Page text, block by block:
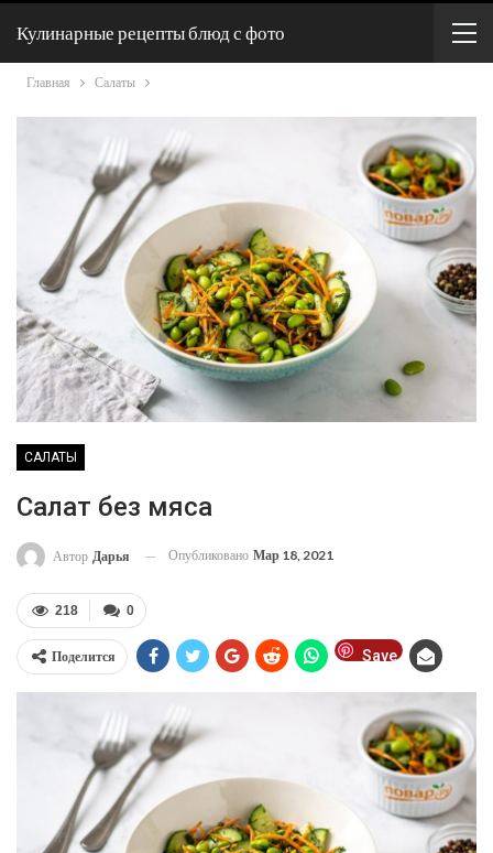
Кулинарные рецепты блюд с фото
Главная Салаты
САЛАТЫ
Салат без мяса
Автор Дарья Опубликовано Мар 18, 2021
0
218
Поделится Save